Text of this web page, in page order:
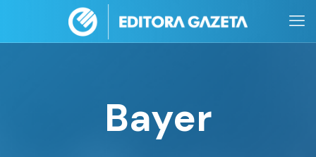
Bayer